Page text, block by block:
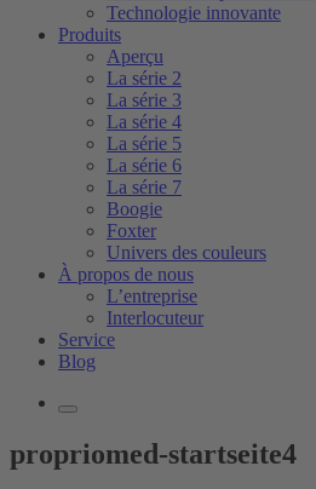
Technologie innovante
Produits
Aperçu
La série 2
La série 3
La série 4
La série 5
La série 6
La série 7
Boogie
Foxter
Univers des couleurs
À propos de nous
L’entreprise
Interlocuteur
Service
Blog
propriomed-startseite4